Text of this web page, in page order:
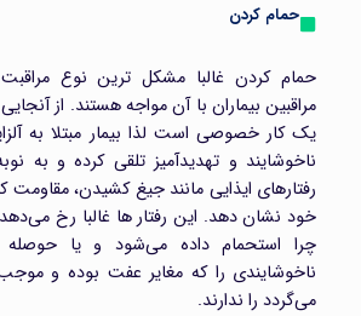
حمام کردن
حمام کردن غالبا مشکل ترین نوع
مراقبین بیماران با آن مواجه هستند. از
یک کار خصوصی است لذا بیمار مبتلا به
ناخوشایند و تهدیدآمیز تلقی کرده و به
رفتار‌های ایذایی مانند جیغ کشیدن،
خود نشان دهد. این رفتار‌ ها غالبا رخ
چرا استحمام داده می‌شود و یا حوصله
ناخوشایندی را که مغایر عفت بوده و
می‌گردد را ندارند.